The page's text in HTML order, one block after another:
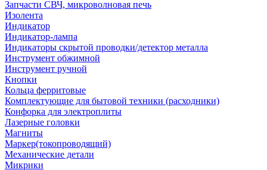
Запчасти СВЧ, микроволновая печь
Изолента
Индикатор
Индикатор-лампа
Индикаторы скрытой проводки/детектор металла
Инструмент обжимной
Инструмент ручной
Кнопки
Кольца ферритовые
Комплектующие для бытовой техники (расходники)
Конфорка для электроплиты
Лазерные головки
Магниты
Маркер(токопроводящий)
Механические детали
Микрики